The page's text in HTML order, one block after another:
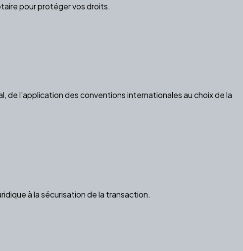
pour protéger vos droits.
de l'application des conventions internationales au choix de la
à la sécurisation de la transaction.